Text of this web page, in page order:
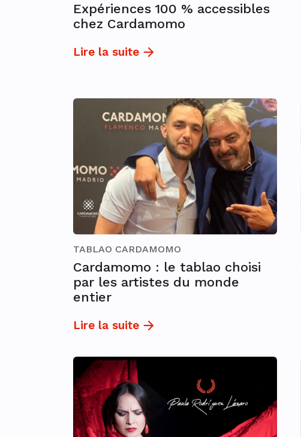
Expériences 100 % accessibles
chez Cardamomo
Lire la suite
TABLAO CARDAMOMO
Cardamomo : le tablao choisi
par les artistes du monde
entier
Lire la suite